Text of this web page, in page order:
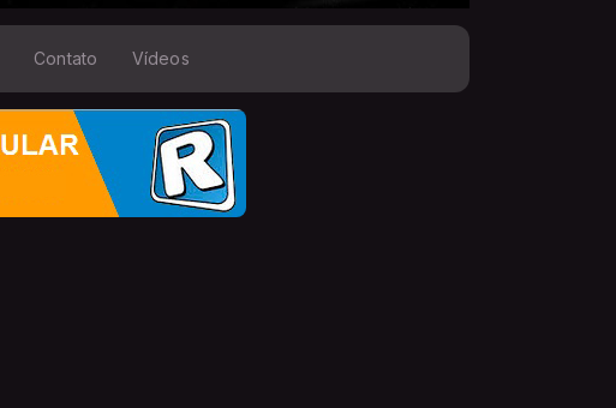
Contato Vídeos